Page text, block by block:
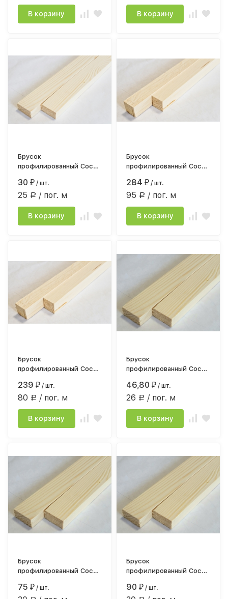
В корзину В корзину
Брусок
профилированный Сосна
строг.камерной сушки
30₽ / шт.
25 Р / пог. м
В корзину
Брусок
профилированный Сосна
строганный, камерной
сушки
284₽ / шт.
95 Р / пог. м
В корзину
Брусок
профилированный Сосна
строганный, камерной
сушки
239₽ / шт.
80 Р / пог. м
В корзину
Брусок
профилированный Сосна
строг.камерной сушки
46,80₽ / шт.
26 Р / пог. м
В корзину
Брусок
профилированный Сосна
75₽ / шт.
Брусок
профилированный Сосна
90₽ / шт.